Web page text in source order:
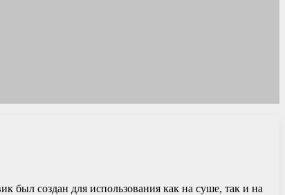
был создан для использования как на суше, так и на